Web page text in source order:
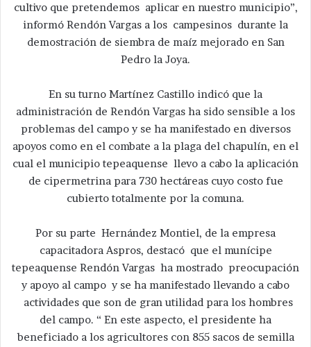
cultivo que pretendemos aplicar en nuestro municipio”,
informó Rendón Vargas a los campesinos durante la
demostración de siembra de maíz mejorado en San
Pedro la Joya.
En su turno Martínez Castillo indicó que la
administración de Rendón Vargas ha sido sensible a los
problemas del campo y se ha manifestado en diversos
apoyos como en el combate a la plaga del chapulín, en el
cual el municipio tepeaquense llevo a cabo la aplicación
de cipermetrina para 730 hectáreas cuyo costo fue
cubierto totalmente por la comuna.
Por su parte Hernández Montiel, de la empresa
capacitadora Aspros, destacó que el munícipe
tepeaquense Rendón Vargas ha mostrado preocupación
y apoyo al campo y se ha manifestado llevando a cabo
actividades que son de gran utilidad para los hombres
del campo. “ En este aspecto, el presidente ha
beneficiado a los agricultores con 855 sacos de semilla